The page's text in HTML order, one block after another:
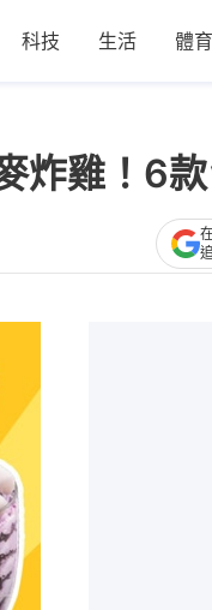
科技 生活 體育
炸雞！6